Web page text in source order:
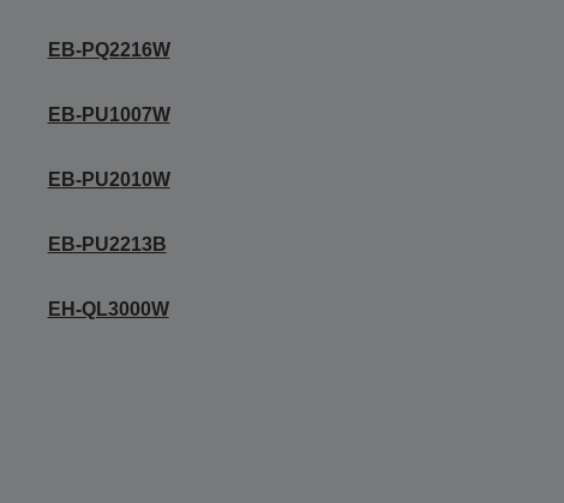
EB-PQ2216W
EB-PU1007W
EB-PU2010W
EB-PU2213B
EH-QL3000W